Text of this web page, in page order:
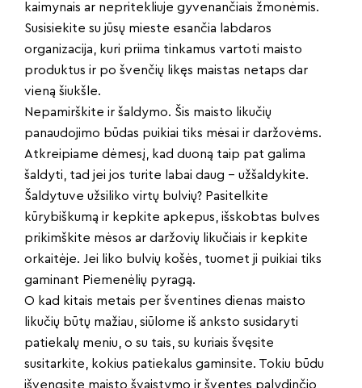
kaimynais ar nepritekliuje gyvenančiais žmonėmis.
Susisiekite su jūsų mieste esančia labdaros
organizacija, kuri priima tinkamus vartoti maisto
produktus ir po švenčių likęs maistas netaps dar
vieną šiukšle.
Nepamirškite ir šaldymo. Šis maisto likučių
panaudojimo būdas puikiai tiks mėsai ir daržovėms.
Atkreipiame dėmesį, kad duoną taip pat galima
šaldyti, tad jei jos turite labai daug – užšaldykite.
Šaldytuve užsiliko virtų bulvių? Pasitelkite
kūrybiškumą ir kepkite apkepus, išskobtas bulves
prikimškite mėsos ar daržovių likučiais ir kepkite
orkaitėje. Jei liko bulvių košės, tuomet ji puikiai tiks
gaminant Piemenėlių pyragą.
O kad kitais metais per šventines dienas maisto
likučių būtų mažiau, siūlome iš anksto susidaryti
patiekalų meniu, o su tais, su kuriais švęsite
susitarkite, kokius patiekalus gaminsite. Tokiu būdu
išvengsite maisto švaistymo ir šventes palydinčio